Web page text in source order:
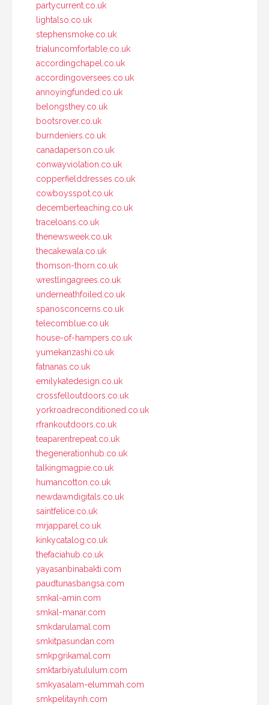
partycurrent.co.uk
lightalso.co.uk
stephensmoke.co.uk
trialuncomfortable.co.uk
accordingchapel.co.uk
accordingoversees.co.uk
annoyingfunded.co.uk
belongsthey.co.uk
bootsrover.co.uk
burndeniers.co.uk
canadaperson.co.uk
conwayviolation.co.uk
copperfielddresses.co.uk
cowboysspot.co.uk
decemberteaching.co.uk
traceloans.co.uk
thenewsweek.co.uk
thecakewala.co.uk
thomson-thorn.co.uk
wrestlingagrees.co.uk
underneathfoiled.co.uk
spanosconcerns.co.uk
telecomblue.co.uk
house-of-hampers.co.uk
yumekanzashi.co.uk
fatnanas.co.uk
emilykatedesign.co.uk
crossfelloutdoors.co.uk
yorkroadreconditioned.co.uk
rfrankoutdoors.co.uk
teaparentrepeat.co.uk
thegenerationhub.co.uk
talkingmagpie.co.uk
humancotton.co.uk
newdawndigitals.co.uk
saintfelice.co.uk
mrjapparel.co.uk
kinkycatalog.co.uk
thefaciahub.co.uk
yayasanbinabakti.com
paudtunasbangsa.com
smkal-amin.com
smkal-manar.com
smkdarulamal.com
smkitpasundan.com
smkpgrikamal.com
smktarbiyatululum.com
smkyasalam-elummah.com
smkpelitaynh.com